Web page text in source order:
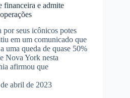
financeira e admite
seus icônicos potes
em um comunicado que
uma queda de quase 50%
Nova York nesta
afirmou que
abril de 2023